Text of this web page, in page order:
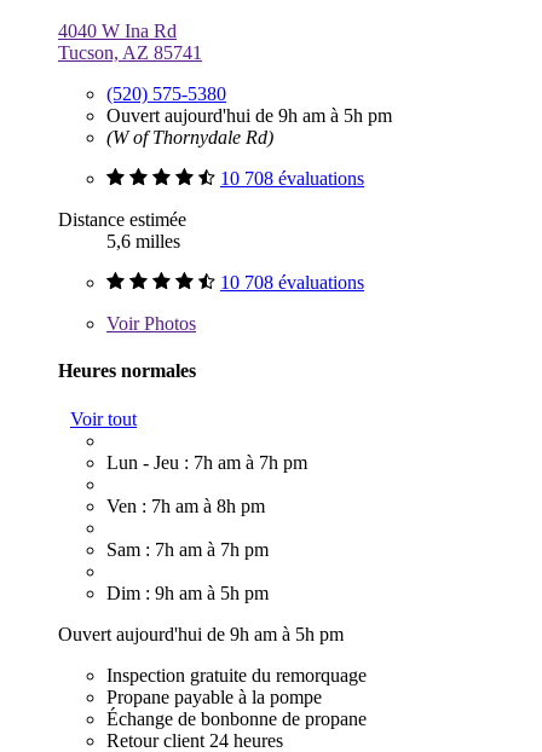
4040 W Ina Rd
Tucson, AZ 85741
(520) 575-5380
Ouvert aujourd'hui de 9h am à 5h pm
(W of Thornydale Rd)
10 708 évaluations
Distance estimée
5,6 milles
10 708 évaluations
VoirPhotos
Heures normales
Voir tout
Lun - Jeu : 7h am à 7h pm
Ven : 7h am à 8h pm
Sam : 7h am à 7h pm
Dim : 9h am à 5h pm
Ouvert aujourd'hui de 9h am à 5h pm
Inspection gratuite du remorquage
Propane payable à la pompe
Échange de bonbonne de propane
Retour client 24 heures